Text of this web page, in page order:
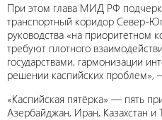
При этом глава МИД РФ
транспортный коридор Север-
руководства «на приоритетном
требуют плотного
государствами, гармонизации
решении каспийских проблем»,
«Каспийская пятёрка» — пять
Азербайджан, Иран, Казахстан и